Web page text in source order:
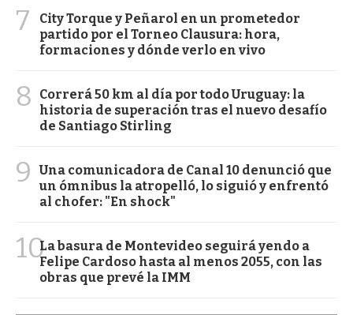
7
City Torque y Peñarol en un prometedor
partido por el Torneo Clausura: hora,
formaciones y dónde verlo en vivo
8
Correrá 50 km al día por todo Uruguay: la
historia de superación tras el nuevo desafío
de Santiago Stirling
9
Una comunicadora de Canal 10 denunció que
un ómnibus la atropelló, lo siguió y enfrentó
al chofer: "En shock"
10La basura de Montevideo seguirá yendo a
Felipe Cardoso hasta al menos 2055, con las
obras que prevé la IMM